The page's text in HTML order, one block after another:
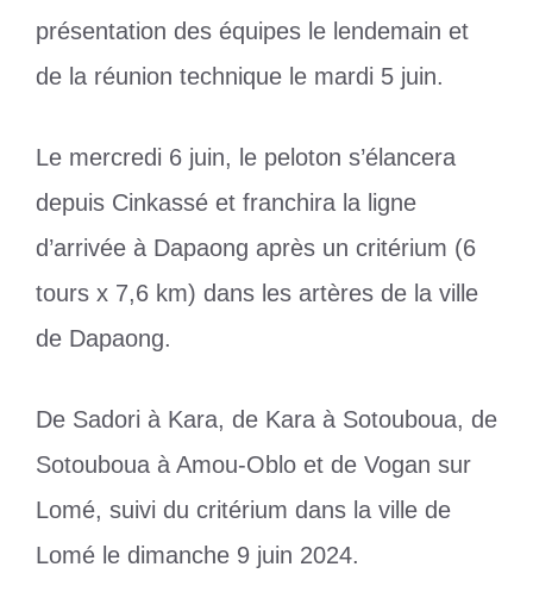
présentation des équipes le lendemain et
de la réunion technique le mardi 5 juin.
Le mercredi 6 juin, le peloton s’élancera
depuis Cinkassé et franchira la ligne
d’arrivée à Dapaong après un critérium (6
tours x 7,6 km) dans les artères de la ville
de Dapaong.
De Sadori à Kara, de Kara à Sotouboua, de
Sotouboua à Amou-Oblo et de Vogan sur
Lomé, suivi du critérium dans la ville de
Lomé le dimanche 9 juin 2024.